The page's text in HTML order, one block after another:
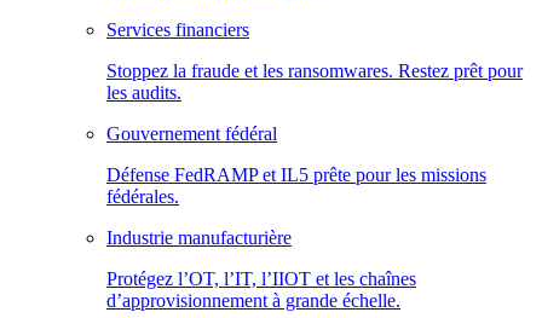
Services financiers
Stoppez la fraude et les ransomwares. Restez prêt pour
les audits.
Gouvernement fédéral
Défense FedRAMP et IL5 prête pour les missions
fédérales.
Industrie manufacturière
Protégez l’OT, l’IT, l’IIOT et les chaînes
d’approvisionnement à grande échelle.